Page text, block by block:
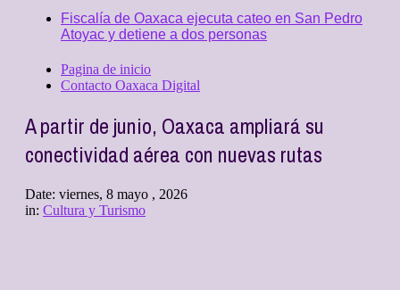
Fiscalía de Oaxaca ejecuta cateo en San Pedro
Atoyac y detiene a dos personas
Pagina de inicio
Contacto Oaxaca Digital
A partir de junio, Oaxaca ampliará su
conectividad aérea con nuevas rutas
Date: viernes, 8 mayo , 2026
in: Cultura y Turismo